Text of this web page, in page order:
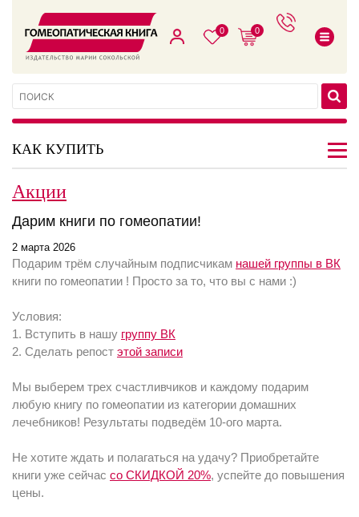
0 0
КАК КУПИТЬ
Акции
Дарим книги по гомеопатии!
2 марта 2026
Подарим трём случайным подписчикам нашей группы в ВК
книги по гомеопатии ! Просто за то, что вы с нами :)
Условия:
1. Вступить в нашу группу ВК
2. Сделать репост этой записи
Мы выберем трех счастливчиков и каждому подарим
любую книгу по гомеопатии из категории домашних
лечебников! Результаты подведём 10-ого марта.
Не хотите ждать и полагаться на удачу? Приобретайте
книги уже сейчас со СКИДКОЙ 20%, успейте до повышения
цены.